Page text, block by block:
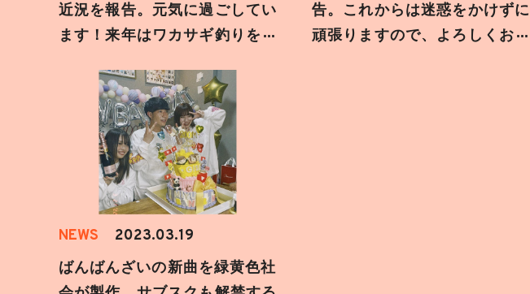
近況を報告。元気に過ごしてい
ます！来年はワカサギ釣りを楽
告。これからは迷惑をかけずに
頑張りますので、よろしくお願
NEWS 2023.03.19
ばんばんざいの新曲を緑黄色社